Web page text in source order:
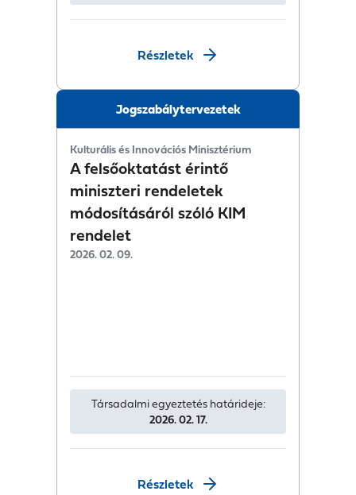
Részletek
Jogszabálytervezetek
Kulturális és Innovációs Minisztérium
A felsőoktatást érintő
miniszteri rendeletek
módosításáról szóló KIM
rendelet
2026. 02. 09.
Társadalmi egyeztetés határideje:
2026. 02. 17.
Részletek